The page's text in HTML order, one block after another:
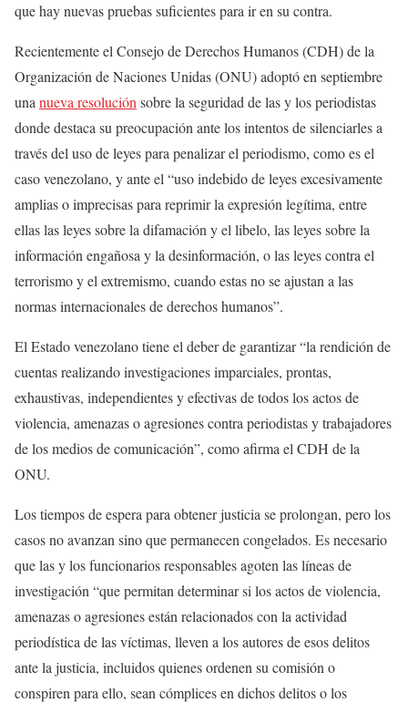
que hay nuevas pruebas suficientes para ir en su contra.
Recientemente el Consejo de Derechos Humanos (CDH) de la
Organización de Naciones Unidas (ONU) adoptó en septiembre
unanueva resoluciónsobre la seguridad de las y los periodistas
donde destaca su preocupación ante los intentos de silenciarles a
través del uso de leyes para penalizar el periodismo, como es el
caso venezolano, y ante el “uso indebido de leyes excesivamente
amplias o imprecisas para reprimir la expresión legítima, entre
ellas las leyes sobre la difamación y el libelo, las leyes sobre la
información engañosa y la desinformación, o las leyes contra el
terrorismo y el extremismo, cuando estas no se ajustan a las
normas internacionales de derechos humanos”.
El Estado venezolano tiene el deber de garantizar “la rendición de
cuentas realizando investigaciones imparciales, prontas,
exhaustivas, independientes y efectivas de todos los actos de
violencia, amenazas o agresiones contra periodistas y trabajadores
de los medios de comunicación”, como afirma el CDH de la
ONU.
Los tiempos de espera para obtener justicia se prolongan, pero los
casos no avanzan sino que permanecen congelados. Es necesario
que las y los funcionarios responsables agoten las líneas de
investigación “que permitan determinar si los actos de violencia,
amenazas o agresiones están relacionados con la actividad
periodística de las víctimas, lleven a los autores de esos delitos
ante la justicia, incluidos quienes ordenen su comisión o
conspiren para ello, sean cómplices en dichos delitos o los